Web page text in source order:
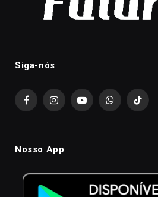
Siga-nós
FacebookInstagramYouTubeWhatsAppTikTok
Nosso App